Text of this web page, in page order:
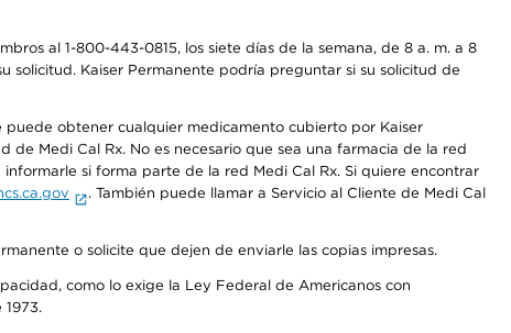
al 1-800-443-0815, los siete días de la semana, de 8 a. m. a 8
solicitud. Kaiser Permanente podría preguntar si su solicitud de
puede obtener cualquier medicamento cubierto por Kaiser
Medi Cal Rx. No es necesario que sea una farmacia de la red
si forma parte de la red Medi Cal Rx. Si quiere encontrar
. También puede llamar a Servicio al Cliente de Medi Cal
o solicite que dejen de enviarle las copias impresas.
como lo exige la Ley Federal de Americanos con